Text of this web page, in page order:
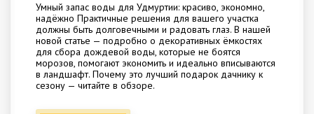
Умный запас воды для Удмуртии: красиво, экономно,
надёжно Практичные решения для вашего участка
должны быть долговечными и радовать глаз. В нашей
новой статье — подробно о декоративных ёмкостях
для сбора дождевой воды, которые не боятся
морозов, помогают экономить и идеально вписываются
в ландшафт. Почему это лучший подарок дачнику к
сезону — читайте в обзоре.